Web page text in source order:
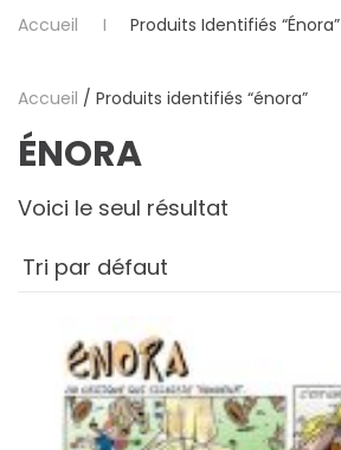
Accueil Produits Identifiés “énora”
Accueil / Produits identifiés “énora”
ÉNORA
Voici le seul résultat